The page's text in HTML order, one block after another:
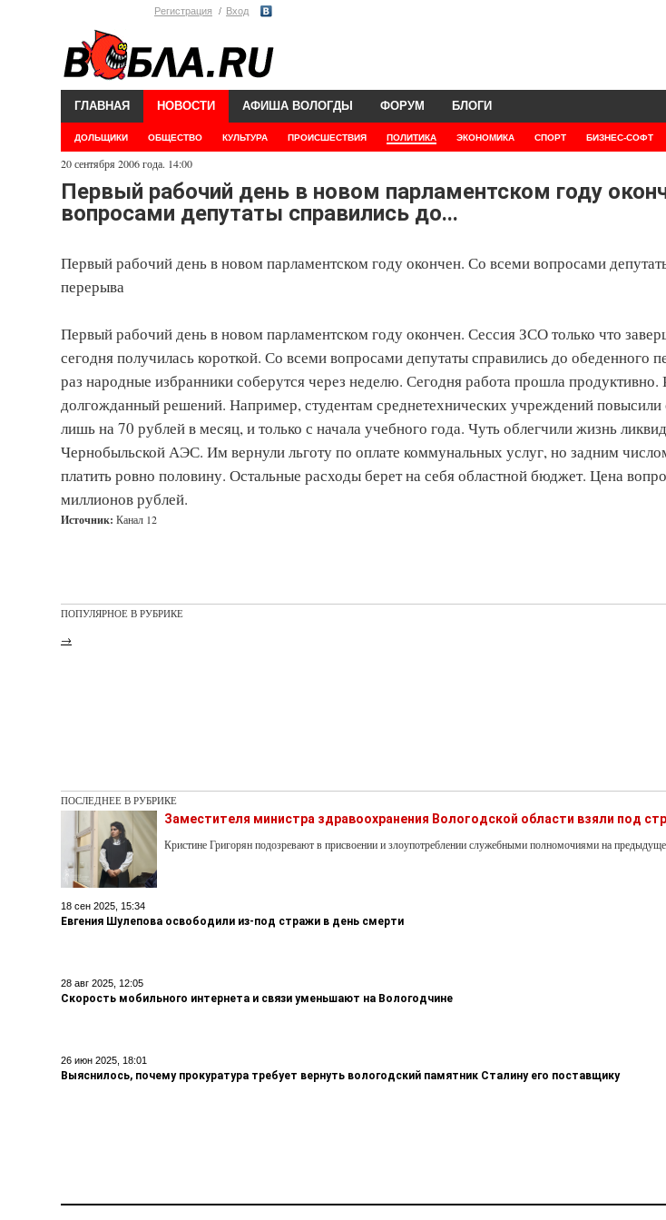
Регистрация Вход
ГЛАВНАЯ НОВОСТИ
ДОЛЬЩИКИ ОБЩЕСТВО КУЛЬТУРА ПРОИСШЕСТВИЯ ПОЛИТИКА ЭКОНОМИКА СПОРТ БИЗНЕС-СОФТ
АФИША ВОЛОГДЫ ФОРУМ БЛОГИ
20 сентября 2006 года. 14:00
Первый рабочий день в новом парламентском году
вопросами депутаты справились до...
Первый рабочий день в новом парламентском году окончен. Со всеми вопросами
перерыва
Первый рабочий день в новом парламентском году окончен. Сессия ЗСО только что
сегодня получилась короткой. Со всеми вопросами депутаты справились до обеденного
раз народные избранники соберутся через неделю. Сегодня работа прошла
долгожданный решений. Например, студентам среднетехнических учреждений повысили
лишь на 70 рублей в месяц, и только с начала учебного года. Чуть облегчили жизнь
Чернобыльской АЭС. Им вернули льготу по оплате коммунальных услуг, но задним
платить ровно половину. Остальные расходы берет на себя областной бюджет. Цена
миллионов рублей.
Источник: Канал 12
ПОПУЛЯРНОЕ В РУБРИКЕ
→
ПОСЛЕДНЕЕ В РУБРИКЕ
Заместителя министра здравоохранения Вологодской области взяли под
Кристине Григорян подозревают в присвоении и злоупотреблении служебными полномочиями на
18 сен 2025, 15:34
Евгения Шулепова освободили из-под стражи в день смерти
28 авг 2025, 12:05
Скорость мобильного интернета и связи уменьшают на Вологодчине
26 июн 2025, 18:01
Выяснилось, почему прокуратура требует вернуть вологодский памятник Сталину его поставщику